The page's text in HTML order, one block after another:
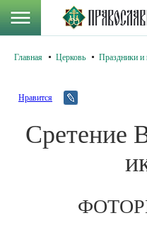
Главная Церковь Праздники и
Нравится
Сретение